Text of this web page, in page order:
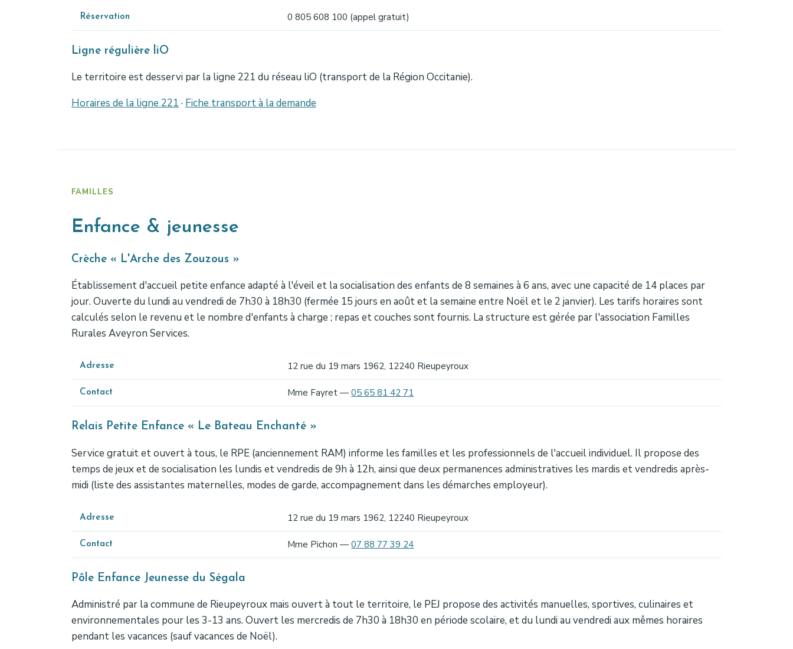
Réservation 0 805 608 100 (appel gratuit)
Ligne régulière liO
Le territoire est desservi par la ligne 221 du réseau liO (transport de la Région Occitanie).
Horaires de la ligne 221 · Fiche transport à la demande
FAMILLES
Enfance & jeunesse
Crèche « L'Arche des Zouzous »
Établissement d'accueil petite enfance adapté à l'éveil et la socialisation des enfants de 8 semaines à 6 ans, avec une capacité de 14 places par
jour. Ouverte du lundi au vendredi de 7h30 à 18h30 (fermée 15 jours en août et la semaine entre Noël et le 2 janvier). Les tarifs horaires sont
calculés selon le revenu et le nombre d'enfants à charge ; repas et couches sont fournis. La structure est gérée par l'association Familles
Rurales Aveyron Services.
Adresse 12 rue du 19 mars 1962, 12240 Rieupeyroux
Contact Mme Fayret —05 65 81 42 71
Relais Petite Enfance « Le Bateau Enchanté »
Service gratuit et ouvert à tous, le RPE (anciennement RAM) informe les familles et les professionnels de l'accueil individuel. Il propose des
temps de jeux et de socialisation les lundis et vendredis de 9h à 12h, ainsi que deux permanences administratives les mardis et vendredis après-
midi (liste des assistantes maternelles, modes de garde, accompagnement dans les démarches employeur).
Adresse 12 rue du 19 mars 1962, 12240 Rieupeyroux
Contact Mme Pichon —07 88 77 39 24
Pôle Enfance Jeunesse du Ségala
Administré par la commune de Rieupeyroux mais ouvert à tout le territoire, le PEJ propose des activités manuelles, sportives, culinaires et
environnementales pour les 3-13 ans. Ouvert les mercredis de 7h30 à 18h30 en période scolaire, et du lundi au vendredi aux mêmes horaires
pendant les vacances (sauf vacances de Noël).